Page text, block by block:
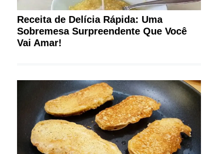
Receita de Delícia Rápida: Uma
Sobremesa Surpreendente Que Você
Vai Amar!